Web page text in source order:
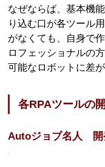
なぜならば、基本機
り込む口が各ツール
がなくても、自身で
ロフェッショナルの
可能なロボットに差
各RPAツールの
Autoジョブ名人 開